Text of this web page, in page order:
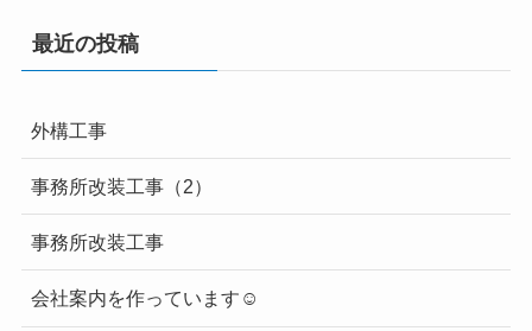
最近の投稿
外構工事
事務所改装工事（2）
事務所改装工事
会社案内を作っています☺